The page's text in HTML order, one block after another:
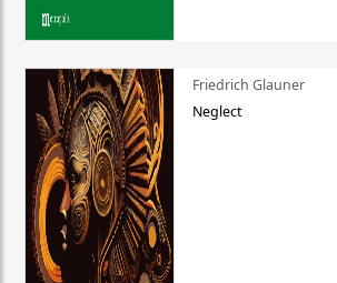
Friedrich Glauner
Neglect